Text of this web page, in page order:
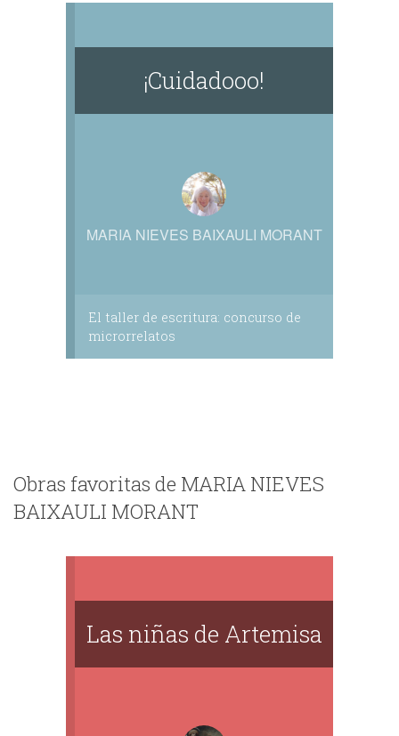
¡Cuidadooo!
MARIA NIEVES BAIXAULI MORANT
El taller de escritura: concurso de
microrrelatos
Obras favoritas de MARIA NIEVES
BAIXAULI MORANT
Las niñas de Artemisa